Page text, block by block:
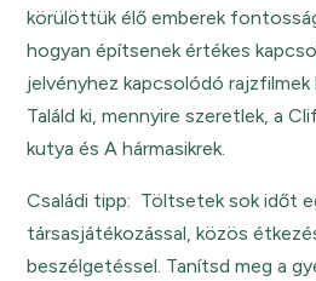
körülöttük élő emberek
hogyan építsenek értékes
jelvényhez kapcsolódó
Találd ki, mennyire szeretlek, a
kutya és A hármasikrek.
Családi tipp: Töltsetek sok időt
társasjátékozással, közös
beszélgetéssel. Tanítsd meg a